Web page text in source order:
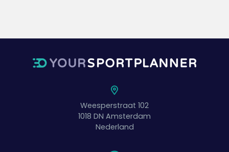
Weesperstraat 102
1018 DN Amsterdam
Nederland